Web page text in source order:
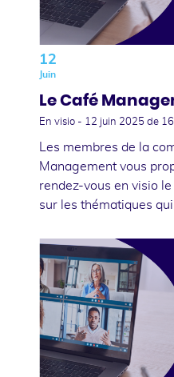
12
Juin
Le Café
En visio - 12 juin 2025 de
Les membres de la
Management vous
rendez-vous en visio
sur les thématiques